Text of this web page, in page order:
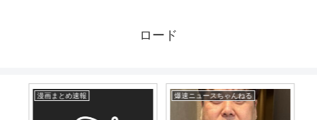
ロード
漫画まとめ速報 爆速ニュースちゃんねる